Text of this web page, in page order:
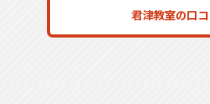
君津教室の口コ